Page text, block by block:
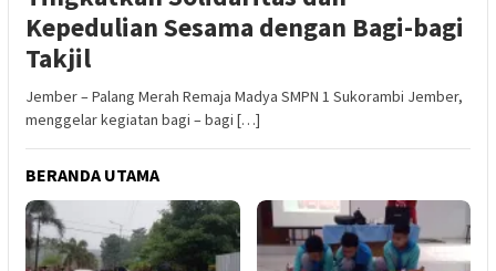
Kepedulian Sesama dengan Bagi-bagi
Takjil
Jember – Palang Merah Remaja Madya SMPN 1 Sukorambi Jember,
menggelar kegiatan bagi – bagi […]
BERANDA UTAMA